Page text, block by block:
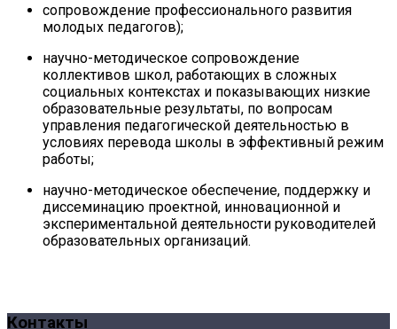
сопровождение профессионального развития
молодых педагогов);
научно-методическое сопровождение
коллективов школ, работающих в сложных
социальных контекстах и показывающих низкие
образовательные результаты, по вопросам
управления педагогической деятельностью в
условиях перевода школы в эффективный режим
работы;
научно-методическое обеспечение, поддержку и
диссеминацию проектной, инновационной и
экспериментальной деятельности руководителей
образовательных организаций.
Контакты